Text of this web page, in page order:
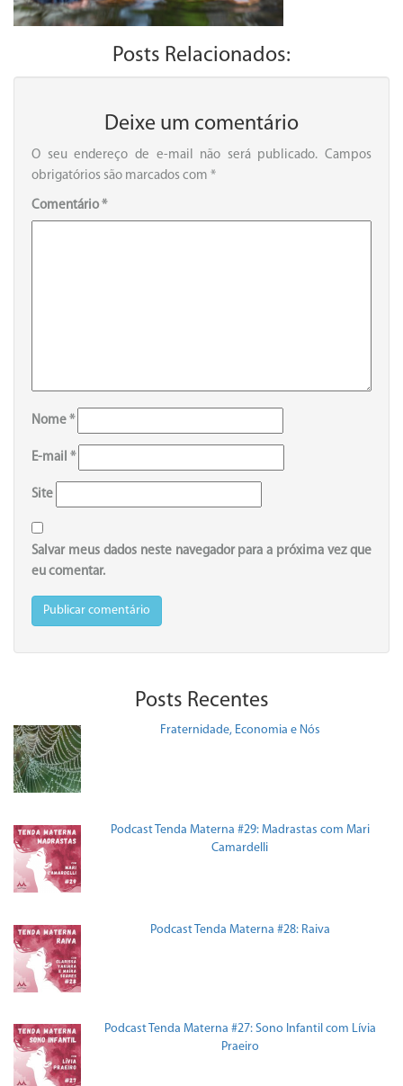
Posts Relacionados:
Deixe um comentário
O seu endereço de e-mail não será publicado. Campos
obrigatórios são marcados com *
Comentário*
Nome *
E-mail *
Site
Salvar meus dados neste navegador para a próxima vez que
eu comentar.
Posts Recentes
Fraternidade, Economia e Nós
Podcast Tenda Materna #29: Madrastas com Mari
Camardelli
Podcast Tenda Materna #28: Raiva
Podcast Tenda Materna #27: Sono Infantil com Lívia
Praeiro